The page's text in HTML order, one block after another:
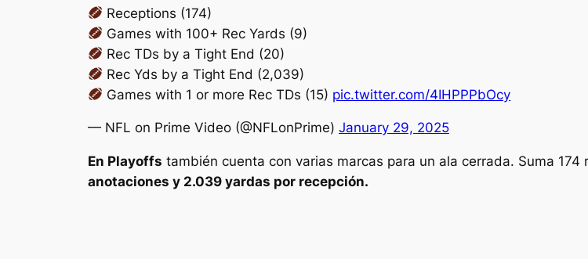
Receptions (174)
Games with 100+ Rec Yards (9)
Rec TDs by a Tight End (20)
Rec Yds by a Tight End (2,039)
Games with 1 or more Rec TDs (15) pic.twitter.com/4IHPPPbOcy
— NFL on Prime Video (@NFLonPrime) January 29, 2025
En Playoffs también cuenta con varias marcas para un ala cerrada. Suma 174
anotaciones y 2.039 yardas por recepción.